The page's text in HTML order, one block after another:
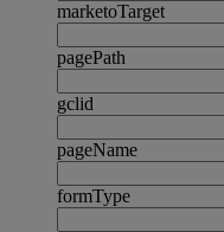
marketoTarget
pagePath
gclid
pageName
formType